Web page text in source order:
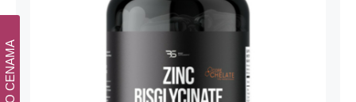
Cink Bisglicinat 20 mg – Zinc
Bisglycinate CoreChelate®, 100
kapsula
Basic supplements Svi proizvodi Vitaminko